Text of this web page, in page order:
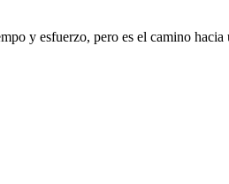
y esfuerzo, pero es el camino